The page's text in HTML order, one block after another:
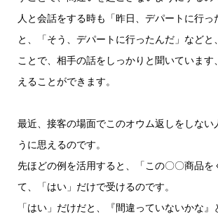
人と会話をする時も「昨日、デパートに行っ
と、「そう、デパートに行ったんだ」などと
ことで、相手の話をしっかりと聞いています
えることができます。
最近、接客の場面でこのオウム返しをしない
うに思えるのです。
先ほどの例を活用すると、「この〇〇商品を
て、「はい」だけで受けるのです。
「はい」だけだと、『間違っていないかな